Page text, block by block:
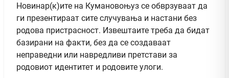
Новинар(к)ите на Кумановоњуз се обврзуваат да
ги презентираат сите случувања и настани без
родова пристрасност. Извештаите треба да бидат
базирани на факти, без да се создаваат
неправедни или навредливи претстави за
родовиот идентитет и родовите улоги.